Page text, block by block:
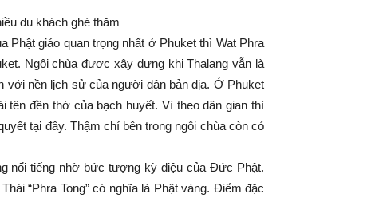
du khách ghé thăm
Phật giáo quan trọng nhất ở Phuket thì Wat Phra
Ngôi chùa được xây dựng khi Thalang vẫn là
với nền lịch sử của người dân bản địa. Ở Phuket
tên đền thờ của bạch huyết. Vì theo dân gian thì
tại đây. Thậm chí bên trong ngôi chùa còn có
nổi tiếng nhờ bức tượng kỳ diệu của Đức Phật.
“Phra Tong” có nghĩa là Phật vàng. Điểm đặc